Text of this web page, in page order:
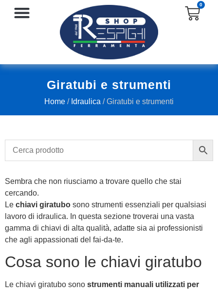
0
Giratubi e strumenti
Home / Idraulica / Giratubi e strumenti
Sembra che non riusciamo a trovare quello che stai
cercando.
Le chiavi giratubo sono strumenti essenziali per qualsiasi
lavoro di idraulica. In questa sezione troverai una vasta
gamma di chiavi di alta qualità, adatte sia ai professionisti
che agli appassionati del fai-da-te.
Cosa sono le chiavi giratubo
Le chiavi giratubo sono strumenti manuali utilizzati per